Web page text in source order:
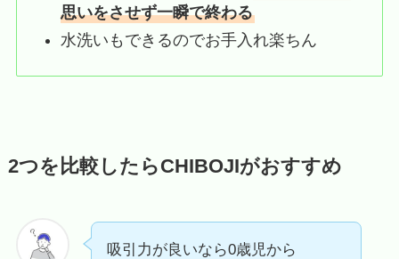
思いをさせず一瞬で終わる
水洗いもできるのでお手入れ楽ちん
2つを比較したらCHIBOJIがおすすめ
吸引力が良いなら0歳児から